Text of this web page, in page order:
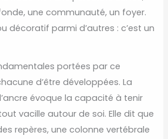
une communauté, un foyer.
décoratif parmi d’autres : c’est un
portées par ce
d’être développées. La
évoque la capacité à tenir
vacille autour de soi. Elle dit que
repères, une colonne vertébrale